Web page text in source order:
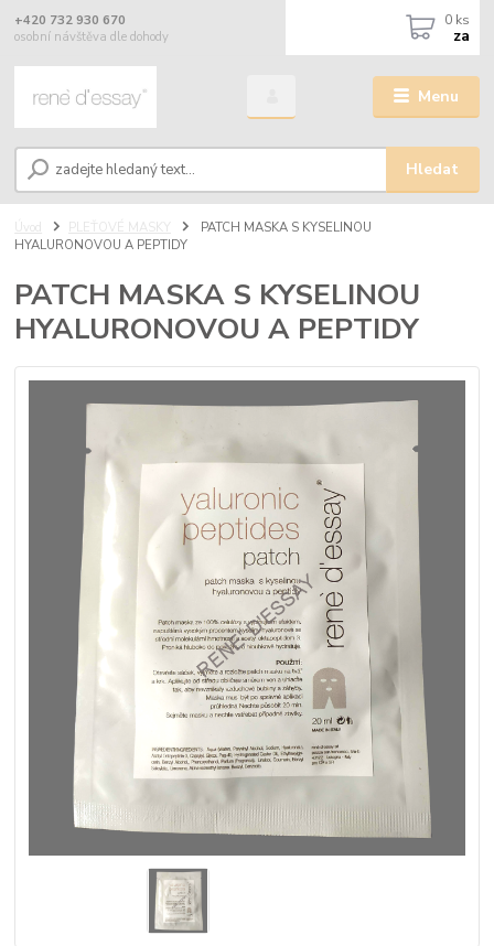
Menu
Hledat
+420 732 930 670
osobní návštěva dle dohody
0 ks
za
Úvod PLEŤOVÉ MASKY
PATCH MASKA S KYSELINOU
HYALURONOVOU A PEPTIDY
PATCH MASKA S KYSELINOU
HYALURONOVOU A PEPTIDY